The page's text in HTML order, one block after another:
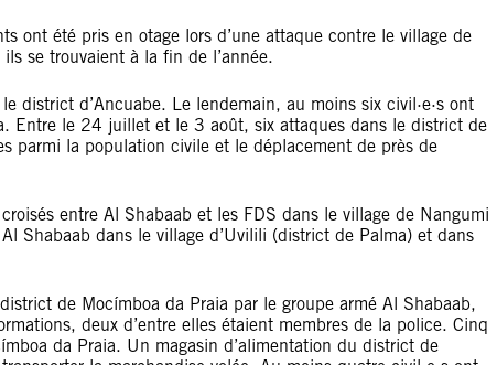
ont été pris en otage lors d’une attaque contre le village de
se trouvaient à la fin de l’année.
district d’Ancuabe. Le lendemain, au moins six civil·e·s ont
Entre le 24 juillet et le 3 août, six attaques dans le district de
parmi la population civile et le déplacement de près de
entre Al Shabaab et les FDS dans le village de Nangumi
Shabaab dans le village d’Uvilili (district de Palma) et dans
de Mocímboa da Praia par le groupe armé Al Shabaab,
deux d’entre elles étaient membres de la police. Cinq
da Praia. Un magasin d’alimentation du district de